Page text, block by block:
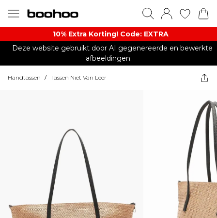
10% Extra Korting! Code: EXTRA​
Deze website gebruikt door AI gegenereerde en bewerkte
afbeeldingen.
Handtassen / Tassen Niet Van Leer